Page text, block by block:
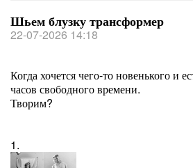
Шьем блузку трансформер
22-07-2026 14:18
Когда хочется чего-то новенького и
часов свободного времени.
Творим?
1.